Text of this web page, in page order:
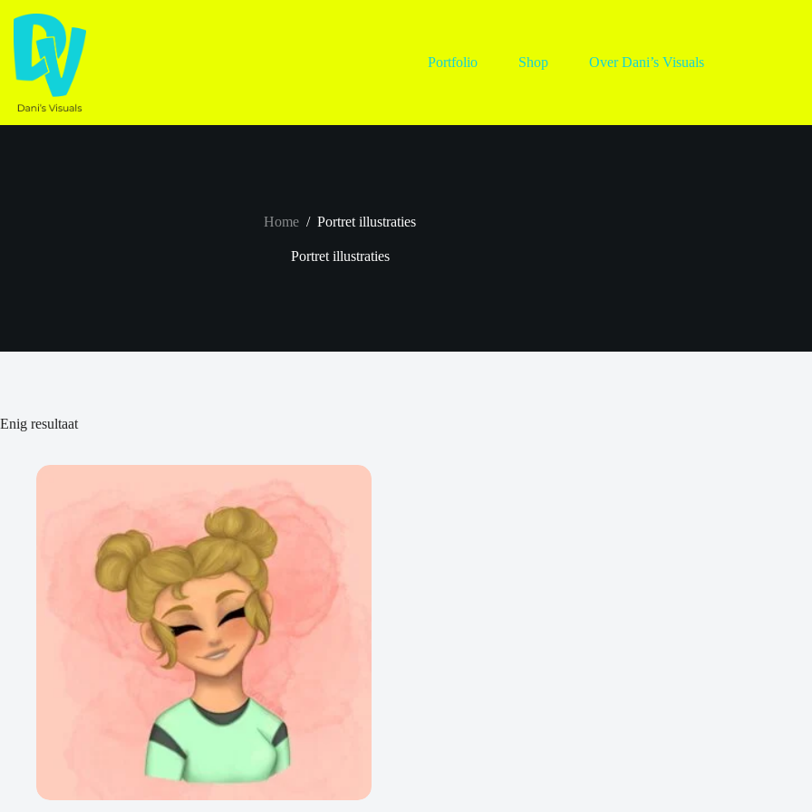
naar
inhoud
Portfolio Shop Over Dani’s Visuals
Home / Portret illustraties
Portret illustraties
Enig resultaat